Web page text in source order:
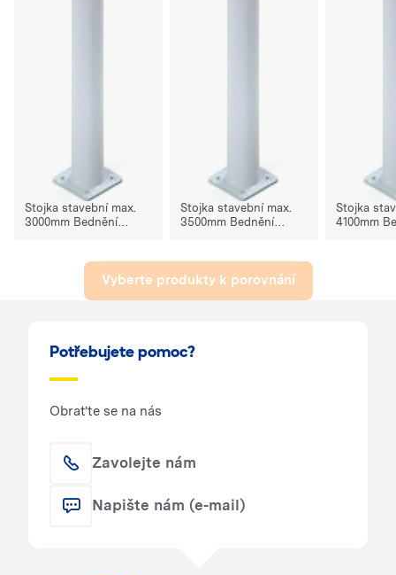
Stojka stavební max.
3000mm Bednění
Stojka stavební max.
3500mm Bednění
Stojka
4100mm
Vyberte produkty k porovnání
Potřebujete pomoc?
Obraťte se na nás
Zavolejte nám
Napište nám (e-mail)